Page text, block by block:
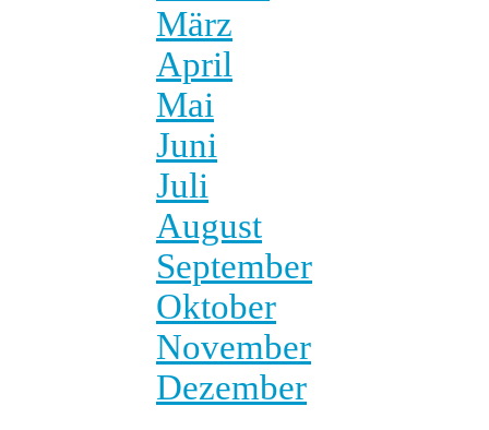
März
April
Mai
Juni
Juli
August
September
Oktober
November
Dezember